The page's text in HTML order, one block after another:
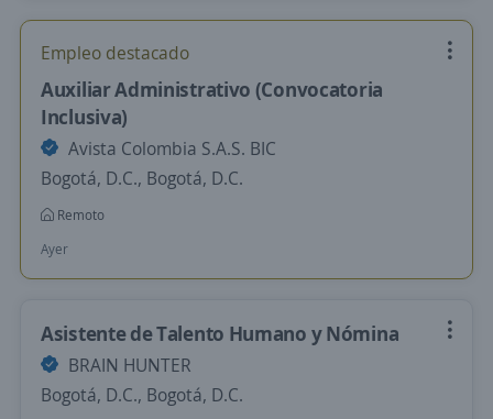
Empleo destacado
Auxiliar Administrativo (Convocatoria
Inclusiva)
Avista Colombia S.A.S. BIC
Bogotá, D.C., Bogotá, D.C.
Remoto
Ayer
Asistente de Talento Humano y Nómina
BRAIN HUNTER
Bogotá, D.C., Bogotá, D.C.